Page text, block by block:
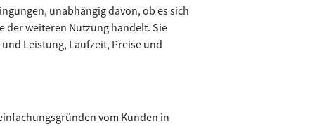
unabhängig davon, ob es sich
der weiteren Nutzung handelt. Sie
Leistung, Laufzeit, Preise und
vom Kunden in